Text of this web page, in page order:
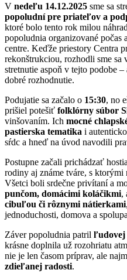
V nedeľu 14.12.2025 sme sa
popoludní pre priateľov a
ktoré bolo tento rok milou
popoludnia organizované
centre. Keďže priestory Centra
rekonštrukciou, rozhodli sme
stretnutie aspoň v tejto podobe
dobré rozhodnutie.
Podujatie sa začalo o 15:30, no
prišiel potešiť folklórny súbor
vinšovaním. Ich mocné
pastierska tematika i
sŕdc a hneď na úvod navodili
Postupne začali prichádzať
rodiny aj známe tváre, s ktorými
Všetci boli srdečne privítaní a
punčom, domácimi koláčikmi,
cibuľou či rôznymi nátierkami
jednoduchosti, domova a
Záver popoludnia patril ľudovej
krásne doplnila už rozohriatu
nie je len časom príprav, ale
zdieľanej radosti.